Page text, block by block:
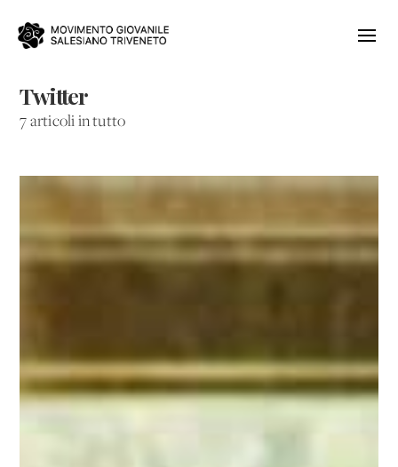
Twitter
7 articoli in tutto